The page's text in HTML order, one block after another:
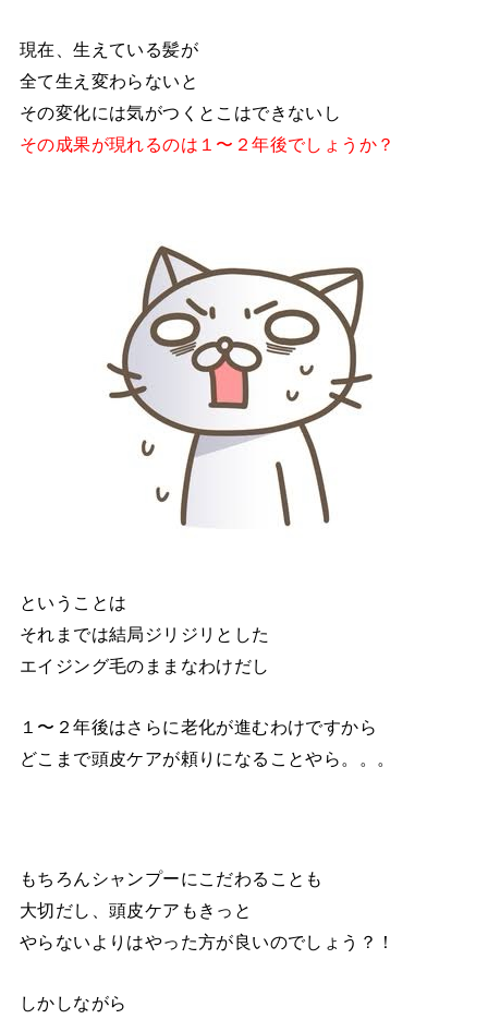
現在、生えている髪が
全て生え変わらないと
その変化には気がつくとこはできないし
その成果が現れるのは１〜２年後でしょうか？
ということは
それまでは結局ジリジリとした
エイジング毛のままなわけだし
１〜２年後はさらに老化が進むわけですから
どこまで頭皮ケアが頼りになることやら。。。
もちろんシャンプーにこだわることも
大切だし、頭皮ケアもきっと
やらないよりはやった方が良いのでしょう？！
しかしながら